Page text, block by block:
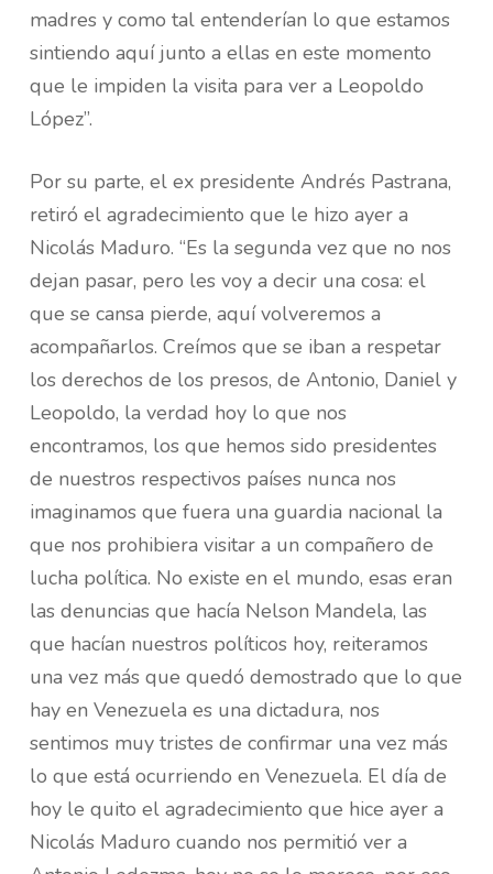
madres y como tal entenderían lo que estamos
sintiendo aquí junto a ellas en este momento
que le impiden la visita para ver a Leopoldo
López”.
Por su parte, el ex presidente Andrés Pastrana,
retiró el agradecimiento que le hizo ayer a
Nicolás Maduro. “Es la segunda vez que no nos
dejan pasar, pero les voy a decir una cosa: el
que se cansa pierde, aquí volveremos a
acompañarlos. Creímos que se iban a respetar
los derechos de los presos, de Antonio, Daniel y
Leopoldo, la verdad hoy lo que nos
encontramos, los que hemos sido presidentes
de nuestros respectivos países nunca nos
imaginamos que fuera una guardia nacional la
que nos prohibiera visitar a un compañero de
lucha política. No existe en el mundo, esas eran
las denuncias que hacía Nelson Mandela, las
que hacían nuestros políticos hoy, reiteramos
una vez más que quedó demostrado que lo que
hay en Venezuela es una dictadura, nos
sentimos muy tristes de confirmar una vez más
lo que está ocurriendo en Venezuela. El día de
hoy le quito el agradecimiento que hice ayer a
Nicolás Maduro cuando nos permitió ver a